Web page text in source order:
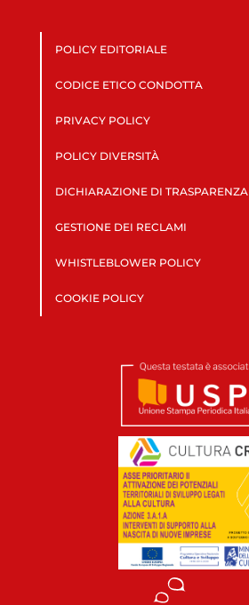
POLICY EDITORIALE
CODICE ETICO CONDOTTA
PRIVACY POLICY
POLICY DIVERSITÀ
DICHIARAZIONE DI TRASPARENZA
GESTIONE DEI RECLAMI
WHISTLEBLOWER POLICY
COOKIE POLICY